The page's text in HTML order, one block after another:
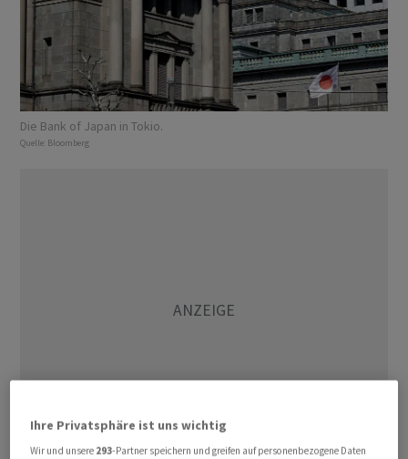
Die Bank of Japan in Tokio.
Quelle: Bloomberg
Ihre Privatsphäre ist uns wichtig
Wir und unsere 293-Partner speichern und greifen auf personenbezogene Daten